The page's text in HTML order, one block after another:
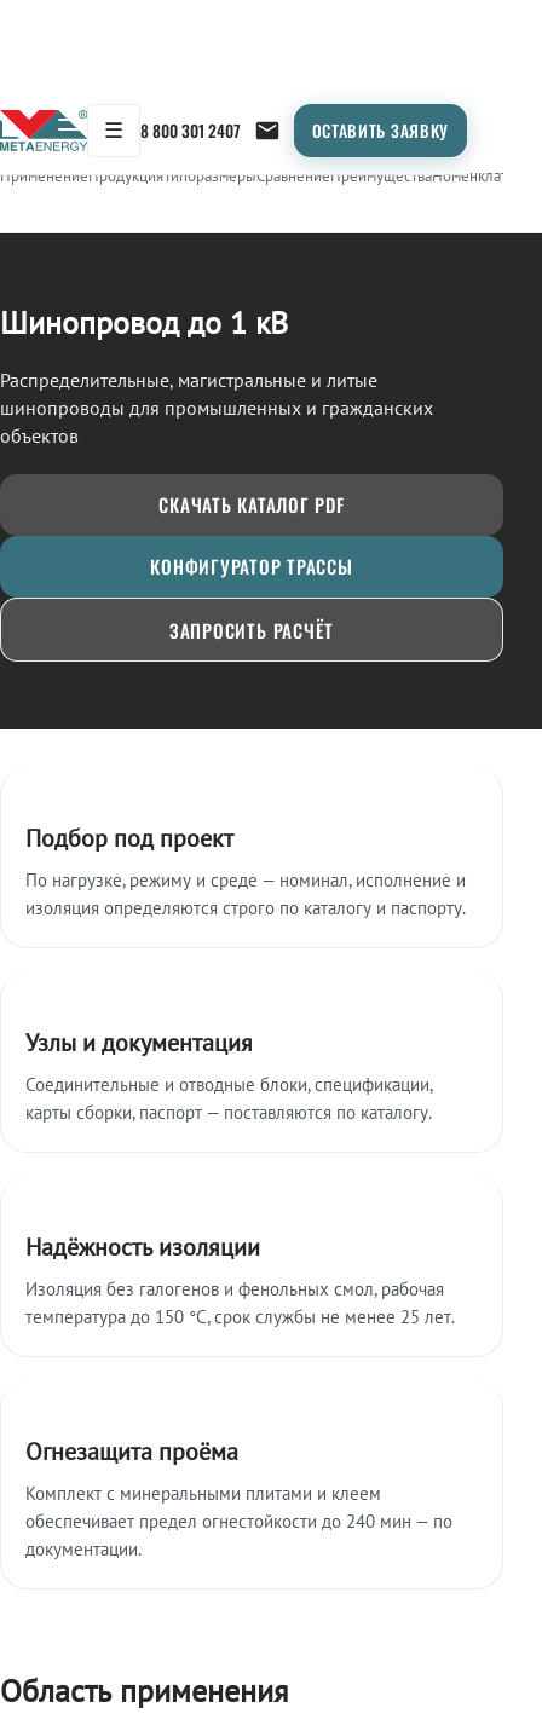
☰ 8 800 301 2407 ОСТАВИТЬ ЗАЯВКУ
← Продукция/ШИНОПРОВОД
ПрименениеПродукцияТипоразмерыСравнениеПреимуществаНоменклатура
Шинопровод до 1 кВ
Распределительные, магистральные и литые
шинопроводы для промышленных и гражданских
объектов
СКАЧАТЬ КАТАЛОГ PDF
КОНФИГУРАТОР ТРАССЫ
ЗАПРОСИТЬ РАСЧЁТ
Подбор под проект
По нагрузке, режиму и среде — номинал, исполнение и
изоляция определяются строго по каталогу и паспорту.
Узлы и документация
Соединительные и отводные блоки, спецификации,
карты сборки, паспорт — поставляются по каталогу.
Надёжность изоляции
Изоляция без галогенов и фенольных смол, рабочая
температура до 150 °C, срок службы не менее 25 лет.
Огнезащита проёма
Комплект с минеральными плитами и клеем
обеспечивает предел огнестойкости до 240 мин — по
документации.
Область применения